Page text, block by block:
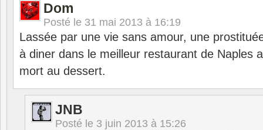
Dom
Posté le 31 mai 2013 à 16:19
Lassée par une vie sans amour, une
à diner dans le meilleur restaurant de Naples
mort au dessert.
JNB
Posté le 3 juin 2013 à 15:26